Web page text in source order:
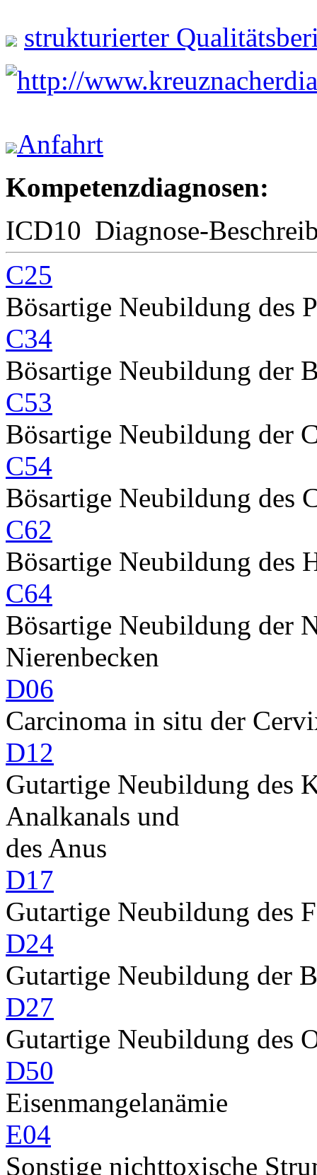
strukturierter
http://
Anfahrt
Kompetenzdiagnosen:
ICD10 Diagnose-
C25
Bösartige Neubildung des
C34
Bösartige Neubildung der
C53
Bösartige Neubildung der
C54
Bösartige Neubildung des
C62
Bösartige Neubildung des
C64
Bösartige Neubildung der
Nierenbecken
D06
Carcinoma in situ der
D12
Gutartige Neubildung des
Analkanals und
des Anus
D17
Gutartige Neubildung des
D24
Gutartige Neubildung der
D27
Gutartige Neubildung des
D50
Eisenmangelanämie
E04
Sonstige nichttoxische